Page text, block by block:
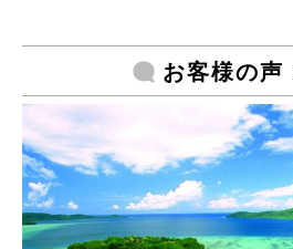
お客様の声